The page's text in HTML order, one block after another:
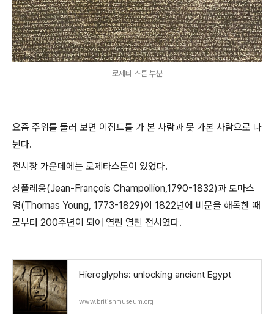
로제타 스톤 부분
요즘 주위를 둘러 보면 이집트를 가 본 사람과 못 가본 사람으로 나
뉜다.
전시장 가운데에는 로제타스톤이 있었다.
샹폴레옹(Jean-François Champollion,1790-1832)과 토마스
영(Thomas Young, 1773-1829)이 1822년에 비문을 해독한 때
로부터 200주년이 되어 열린 열린 전시였다.
Hieroglyphs: unlocking ancient Egypt
www.britishmuseum.org